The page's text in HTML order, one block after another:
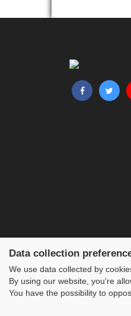
Data collection
We use data collected by
By using our website, you're
You have the possibility to